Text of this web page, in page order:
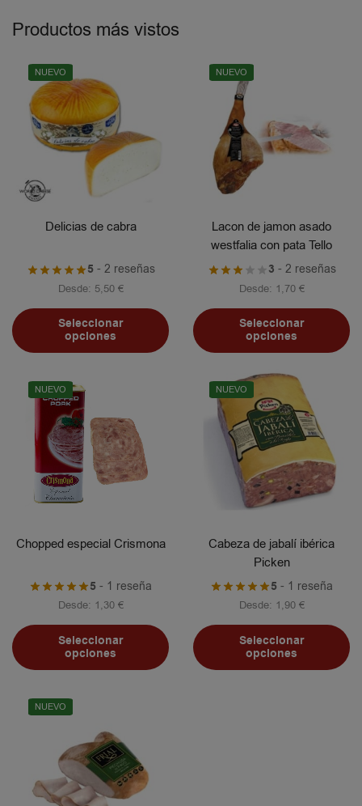
Productos más vistos
NUEVO
Delicias de cabra
5- 2 reseñas
Desde: 5,50 €
Seleccionar
opciones
NUEVO
Lacon de jamon asado
westfalia con pata Tello
3 - 2 reseñas
Desde: 1,70 €
Seleccionar
opciones
NUEVO
Chopped especial Crismona
5 - 1 reseña
Desde: 1,30 €
Seleccionar
opciones
NUEVO
Cabeza de jabalí ibérica
Picken
5 - 1 reseña
Desde: 1,90 €
Seleccionar
opciones
NUEVO